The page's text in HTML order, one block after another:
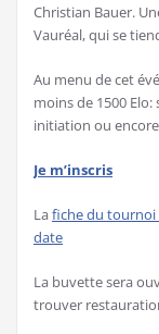
Christian Bauer.
Vauréal, qui se
Au menu de cet
moins de 1500
initiation ou
Je m’inscris
Lafiche du tournoi
date
La buvette sera
trouver